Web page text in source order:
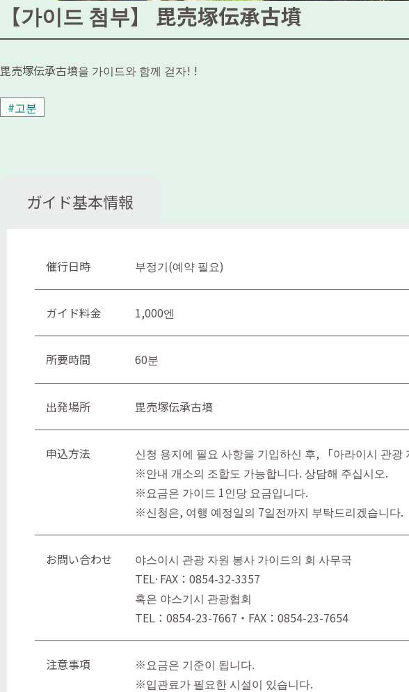
【가이드 첨부】 毘売塚伝承古墳
毘売塚伝承古墳을 가이드와 함께 걷자! !
#고분
ガイド基本情報
催行日時 부정기(예약 필요)
ガイド料金 1,000엔
所要時間 60분
出発場所 毘売塚伝承古墳
申込方法
신청 용지에 필요 사항을 기입하신 후, 「아라이시 관
※안내 개소의 조합도 가능합니다. 상담해 주십시오.
※요금은 가이드 1인당 요금입니다.
※신청은, 여행 예정일의 7일전까지 부탁드리겠습니다.
お問い合わせ
야스이시 관광 자원 봉사 가이드의 회 사무국
TEL·FAX：0854-32-3357
혹은 야스기시 관광협회
TEL：0854-23-7667・FAX：0854-23-7654
注意事項
※요금은 기준이 됩니다.
※입관료가 필요한 시설이 있습니다.